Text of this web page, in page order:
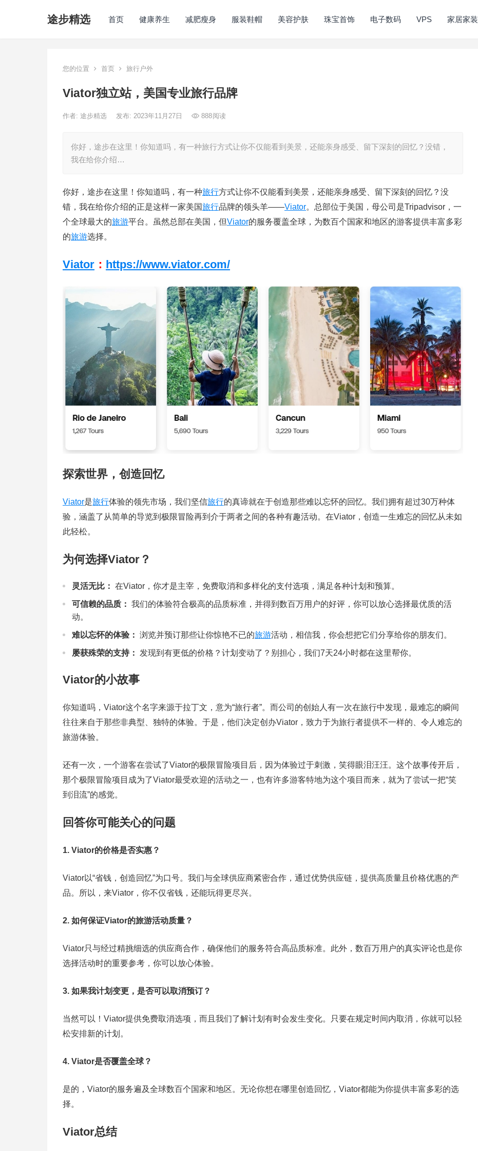
途步精选 首页 健康养生 减肥瘦身 服装鞋帽 美容护肤 珠宝首饰 电子数码 VPS 家居家装
您的位置 首页 旅行户外
Viator独立站，美国专业旅行品牌
作者: 途步精选 发布: 2023年11月27日 888阅读
你好，途步在这里！你知道吗，有一种旅行方式让你不仅能看到美景，还能亲身感受、留下深刻的回忆？没错，
我在给你介绍…
你好，途步在这里！你知道吗，有一种旅行方式让你不仅能看到美景，还能亲身感受、留下深刻的回忆？没
错，我在给你介绍的正是这样一家美国旅行品牌的领头羊——Viator。总部位于美国，母公司是Tripadvisor，一
个全球最大的旅游平台。虽然总部在美国，但Viator的服务覆盖全球，为数百个国家和地区的游客提供丰富多彩
的旅游选择。
Viator ： https://www.viator.com/
探索世界，创造回忆
Viator是旅行体验的领先市场，我们坚信旅行的真谛就在于创造那些难以忘怀的回忆。我们拥有超过30万种体
验，涵盖了从简单的导览到极限冒险再到介于两者之间的各种有趣活动。在Viator，创造一生难忘的回忆从未如
此轻松。
为何选择Viator？
灵活无比： 在Viator，你才是主宰，免费取消和多样化的支付选项，满足各种计划和预算。
可信赖的品质： 我们的体验符合极高的品质标准，并得到数百万用户的好评，你可以放心选择最优质的活
动。
难以忘怀的体验： 浏览并预订那些让你惊艳不已的旅游活动，相信我，你会想把它们分享给你的朋友们。
屡获殊荣的支持： 发现到有更低的价格？计划变动了？别担心，我们7天24小时都在这里帮你。
Viator的小故事
你知道吗，Viator这个名字来源于拉丁文，意为“旅行者”。而公司的创始人有一次在旅行中发现，最难忘的瞬间
往往来自于那些非典型、独特的体验。于是，他们决定创办Viator，致力于为旅行者提供不一样的、令人难忘的
旅游体验。
还有一次，一个游客在尝试了Viator的极限冒险项目后，因为体验过于刺激，笑得眼泪汪汪。这个故事传开后，
那个极限冒险项目成为了Viator最受欢迎的活动之一，也有许多游客特地为这个项目而来，就为了尝试一把“笑
到泪流”的感觉。
回答你可能关心的问题
1. Viator的价格是否实惠？
Viator以“省钱，创造回忆”为口号。我们与全球供应商紧密合作，通过优势供应链，提供高质量且价格优惠的产
品。所以，来Viator，你不仅省钱，还能玩得更尽兴。
2. 如何保证Viator的旅游活动质量？
Viator只与经过精挑细选的供应商合作，确保他们的服务符合高品质标准。此外，数百万用户的真实评论也是你
选择活动时的重要参考，你可以放心体验。
3. 如果我计划变更，是否可以取消预订？
当然可以！Viator提供免费取消选项，而且我们了解计划有时会发生变化。只要在规定时间内取消，你就可以轻
松安排新的计划。
4. Viator是否覆盖全球？
是的，Viator的服务遍及全球数百个国家和地区。无论你想在哪里创造回忆，Viator都能为你提供丰富多彩的选
择。
Viator总结